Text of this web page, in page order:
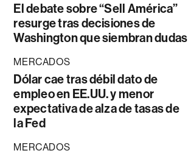
El debate sobre “Sell América”
resurge tras decisiones de
Washington que siembran dudas
MERCADOS
Dólar cae tras débil dato de
empleo en EE.UU. y menor
expectativa de alza de tasas de
la Fed
MERCADOS